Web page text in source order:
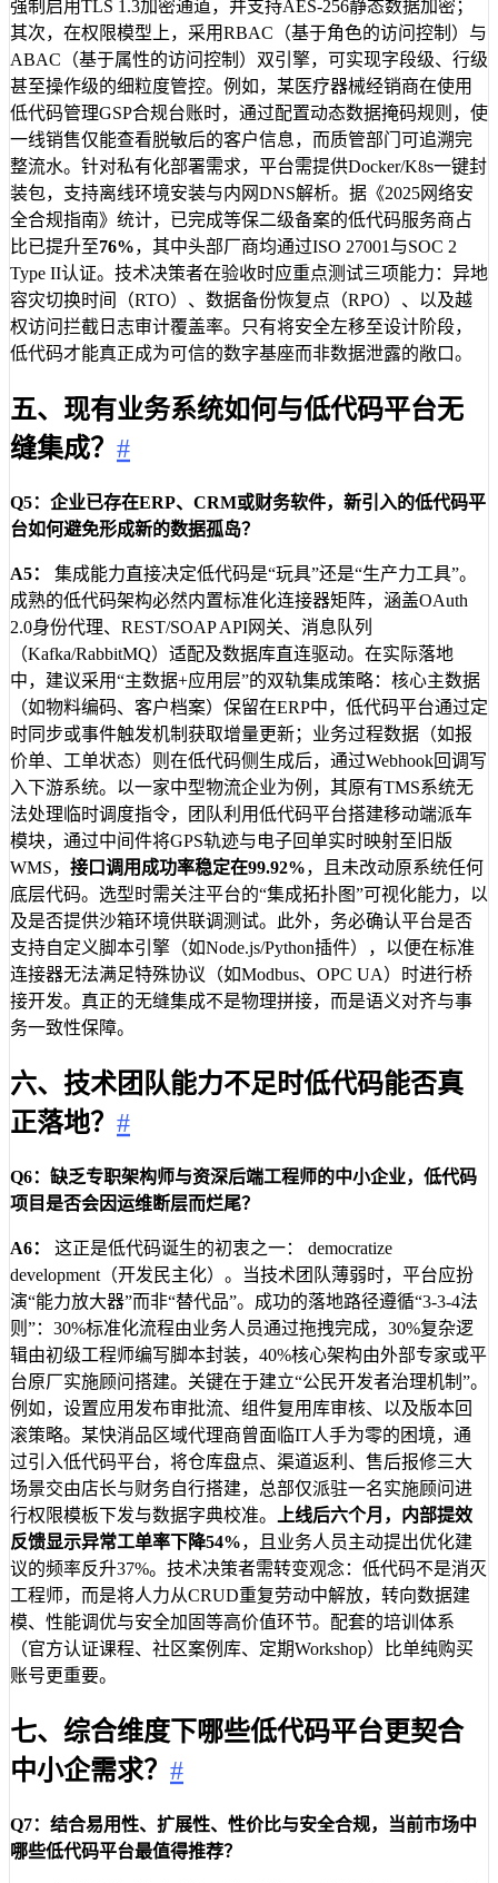
强制启用TLS 1.3加密通道，并支持AES-256静态数据加密；
其次，在权限模型上，采用RBAC（基于角色的访问控制）与
ABAC（基于属性的访问控制）双引擎，可实现字段级、行级
甚至操作级的细粒度管控。例如，某医疗器械经销商在使用
低代码管理GSP合规台账时，通过配置动态数据掩码规则，使
一线销售仅能查看脱敏后的客户信息，而质管部门可追溯完
整流水。针对私有化部署需求，平台需提供Docker/K8s一键封
装包，支持离线环境安装与内网DNS解析。据《2025网络安
全合规指南》统计，已完成等保二级备案的低代码服务商占
比已提升至76%，其中头部厂商均通过ISO 27001与SOC 2
Type II认证。技术决策者在验收时应重点测试三项能力：异地
容灾切换时间（RTO）、数据备份恢复点（RPO）、以及越
权访问拦截日志审计覆盖率。只有将安全左移至设计阶段，
低代码才能真正成为可信的数字基座而非数据泄露的敞口。
五、现有业务系统如何与低代码平台无
缝集成？ #
Q5：企业已存在ERP、CRM或财务软件，新引入的低代码平
台如何避免形成新的数据孤岛？
A5：
集成能力直接决定低代码是“玩具”还是“生产力工具”。
成熟的低代码架构必然内置标准化连接器矩阵，涵盖OAuth
2.0身份代理、REST/SOAP API网关、消息队列
（Kafka/RabbitMQ）适配及数据库直连驱动。在实际落地
中，建议采用“主数据+应用层”的双轨集成策略：核心主数据
（如物料编码、客户档案）保留在ERP中，低代码平台通过定
时同步或事件触发机制获取增量更新；业务过程数据（如报
价单、工单状态）则在低代码侧生成后，通过Webhook回调写
入下游系统。以一家中型物流企业为例，其原有TMS系统无
法处理临时调度指令，团队利用低代码平台搭建移动端派车
模块，通过中间件将GPS轨迹与电子回单实时映射至旧版
WMS， 接口调用成功率稳定在99.92%，且未改动原系统任何
底层代码。选型时需关注平台的“集成拓扑图”可视化能力，以
及是否提供沙箱环境供联调测试。此外，务必确认平台是否
支持自定义脚本引擎（如Node.js/Python插件），以便在标准
连接器无法满足特殊协议（如Modbus、OPC UA）时进行桥
接开发。真正的无缝集成不是物理拼接，而是语义对齐与事
务一致性保障。
六、技术团队能力不足时低代码能否真
正落地？ #
Q6：缺乏专职架构师与资深后端工程师的中小企业，低代码
项目是否会因运维断层而烂尾？
A6：
这正是低代码诞生的初衷之一： democratize
development（开发民主化）。当技术团队薄弱时，平台应扮
演“能力放大器”而非“替代品”。成功的落地路径遵循“3-3-4法
则”：30%标准化流程由业务人员通过拖拽完成，30%复杂逻
辑由初级工程师编写脚本封装，40%核心架构由外部专家或平
台原厂实施顾问搭建。关键在于建立“公民开发者治理机制”。
例如，设置应用发布审批流、组件复用库审核、以及版本回
滚策略。某快消品区域代理商曾面临IT人手为零的困境，通
过引入低代码平台，将仓库盘点、渠道返利、售后报修三大
场景交由店长与财务自行搭建，总部仅派驻一名实施顾问进
行权限模板下发与数据字典校准。
上线后六个月，内部提效
反馈显示异常工单率下降54%，且业务人员主动提出优化建
议的频率反升37%。技术决策者需转变观念：低代码不是消灭
工程师，而是将人力从CRUD重复劳动中解放，转向数据建
模、性能调优与安全加固等高价值环节。配套的培训体系
（官方认证课程、社区案例库、定期Workshop）比单纯购买
账号更重要。
七、综合维度下哪些低代码平台更契合
中小企需求？ #
Q7：结合易用性、扩展性、性价比与安全合规，当前市场中
哪些低代码平台最值得推荐？